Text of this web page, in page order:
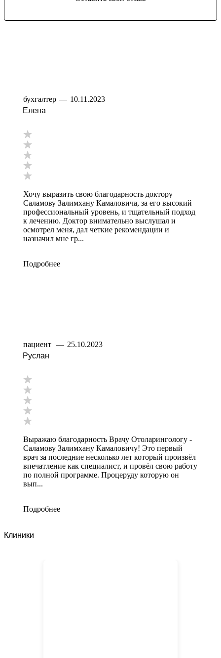
бухгалтер — 10.11.2023
Елена
Хочу выразить свою благодарность доктору
Саламову Залимхану Камаловича, за его высокий
профессиональный уровень, и тщательный подход
к лечению. Доктор внимательно выслушал и
осмотрел меня, дал четкие рекомендации и
назначил мне гр...
Подробнее
пациент — 25.10.2023
Руслан
Выражаю благодарность Врачу Отоларингологу -
Саламову Залимхану Камаловичу! Это первый
врач за последние несколько лет который произвёл
впечатление как специалист, и провёл свою работу
по полной программе. Процеруду которую он
вып...
Подробнее
Клиники